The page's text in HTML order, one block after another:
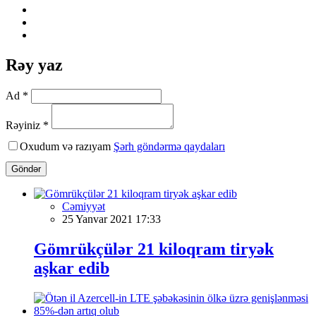
Rəy yaz
Ad *
Rəyiniz *
Oxudum və razıyam Şərh göndərmə qaydaları
Göndər
Cəmiyyət
25 Yanvar 2021 17:33
Gömrükçülər 21 kiloqram tiryək
aşkar edib